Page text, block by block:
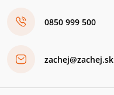
0850 999 500
zachej@zachej.sk